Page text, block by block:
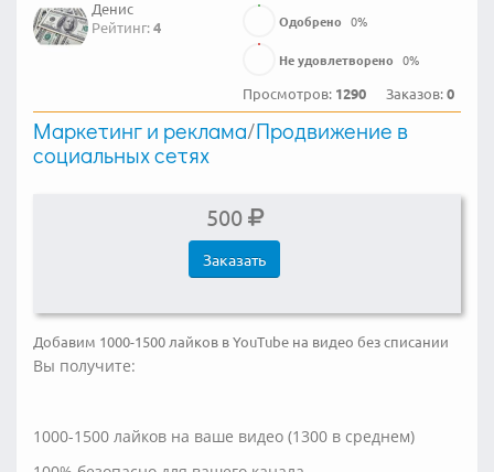
Денис
Рейтинг:4 Одобрено 0%
Не удовлетворено 0%
Просмотров: 1290 Заказов:0
Маркетинг и реклама/Продвижение в
социальных сетях
500
Заказать
Добавим 1000-1500 лайков в YouTube на видео без списании
Вы получите:
1000-1500 лайков на ваше видео (1300 в среднем)